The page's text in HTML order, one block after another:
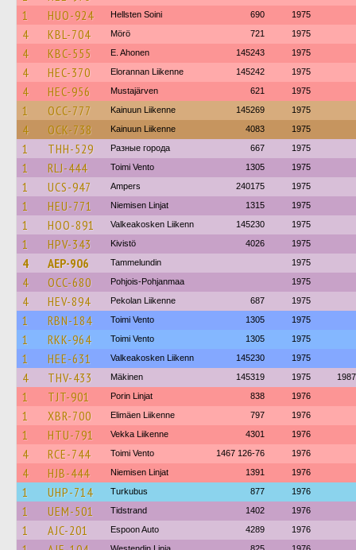
1
HUO-924 Hellsten Soini 690 1975
4 KBL-704 Mörö 721 1975
4 KBC-555 E. Ahonen 145243 1975
4 HEC-370 Elorannan Liikenne 145242 1975
4 HEC-956 Mustajärven 621 1975
1 OCC-777 Kainuun Liikenne 145269 1975
4 OCK-738 Kainuun Liikenne 4083 1975
1 THH-529 Разные города 667 1975
1 RLJ-444 Toimi Vento 1305 1975
1 UCS-947 Ampers 240175 1975
1 HEU-771 Niemisen Linjat 1315 1975
1 HOO-891 Valkeakosken Liikenn 145230 1975
1 HPV-343 Kivistö 4026 1975
4 AEP-906 Tammelundin 1975
4 OCC-680 Pohjois-Pohjanmaa 1975
4 HEV-894 Pekolan Liikenne 687 1975
1 RBN-184 Toimi Vento 1305 1975
1 RKK-964 Toimi Vento 1305 1975
1 HEE-631 Valkeakosken Liikenn 145230 1975
4 THV-433 Mäkinen 145319 1975 1987
1 TJT-901 Porin Linjat 838 1976
1 XBR-700 Elimäen Liikenne 797 1976
1 HTU-791 Vekka Liikenne 4301 1976
4 RCE-744 Toimi Vento 1467 126-76 1976
4 HJB-444 Niemisen Linjat 1391 1976
1 UHP-714 Turkubus 877 1976
1 UEM-501 Tidstrand 1402 1976
1 AJC-201 Espoon Auto 4289 1976